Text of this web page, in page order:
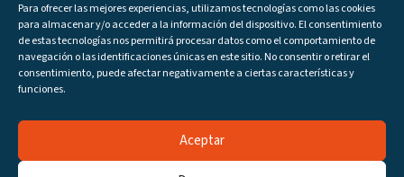
Para ofrecer las mejores experiencias, utilizamos tecnologías como las cookies
para almacenar y/o acceder a la información del dispositivo. El consentimiento
de estas tecnologías nos permitirá procesar datos como el comportamiento de
navegación o las identificaciones únicas en este sitio. No consentir o retirar el
consentimiento, puede afectar negativamente a ciertas características y
funciones.
Aceptar
los últimos programas disponibles.
Regístrate ahora
Canales Programas DIRECTO